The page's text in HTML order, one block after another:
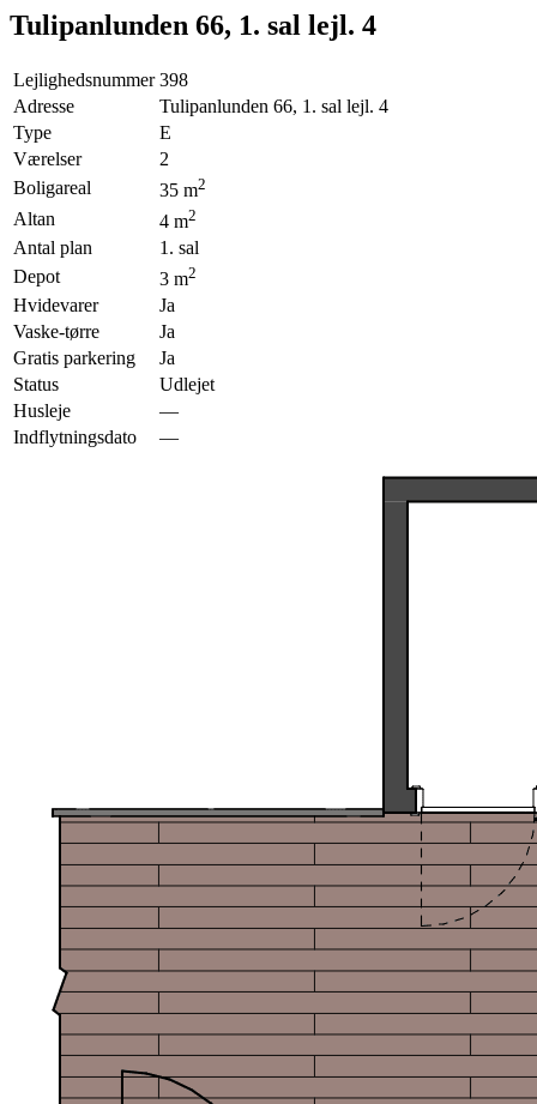
Tulipanlunden 66, 1. sal lejl. 4
Lejlighedsnummer 398
Adresse
Tulipanlunden 66, 1. sal lejl. 4
Type
E
Værelser
2
Boligareal
35 m2
Altan 4 m2
Antal plan
1. sal
Depot
3 m2
Hvidevarer
Ja
Vaske-tørre
Ja
Gratis parkering
Ja
Status
Udlejet
Husleje
—
Indflytningsdato
—